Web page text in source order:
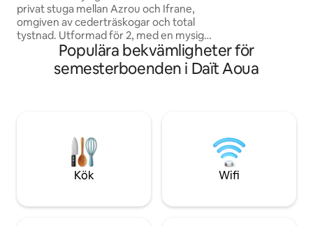
privat stuga mellan Azrou och Ifrane,
omgiven av cederträskogar och total
tystnad. Utformad för 2, med en mysig
säng, utrustat kök, luftkonditionering,
kall jacuzzi, uteplats och parkering.
Vakna upp till bergsutsikt, drick kaffe i
efter en fridfull och exklusiv semester.
Ta med dig allt du kan behöva, eftersom
det inte finns någon affär i närheten.
Populära bekvämligheter för
semesterboenden i Daït Aoua
Kök Wifi